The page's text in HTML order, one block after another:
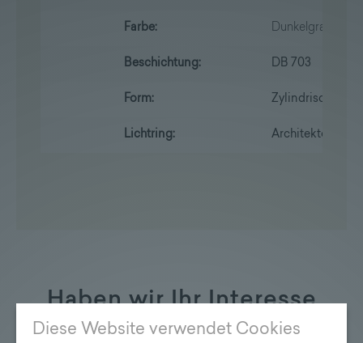
Farbe:
Beschichtung: DB 703
Form: Zylindrisch rund
Lichtring:
Haben wir Ihr Interesse
geweckt?
Diese Website verwendet Cookies